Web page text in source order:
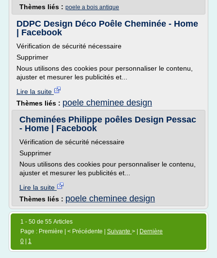
Thèmes liés : poele a bois antique
DDPC Design Déco Poêle Cheminée - Home
| Facebook
Vérification de sécurité nécessaire
Supprimer
Nous utilisons des cookies pour personnaliser le contenu,
ajuster et mesurer les publicités et...
Lire la suite
Thèmes liés : poele cheminee design
Cheminées Philippe poêles Design Pessac
- Home | Facebook
Vérification de sécurité nécessaire
Supprimer
Nous utilisons des cookies pour personnaliser le contenu,
ajuster et mesurer les publicités et...
Lire la suite
Thèmes liés : poele cheminee design
1 - 50 de 55 Articles
Page : Première | < Précédente | Suivante > |
Dernière
0
1